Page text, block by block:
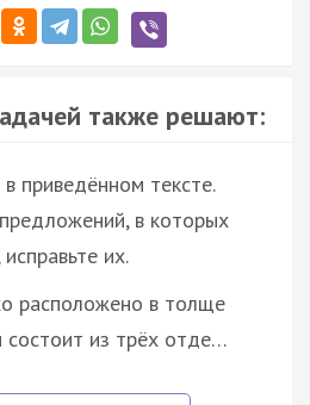
также решают:
приведённом тексте.
в которых
их.
расположено в толще
состоит из трёх отде…